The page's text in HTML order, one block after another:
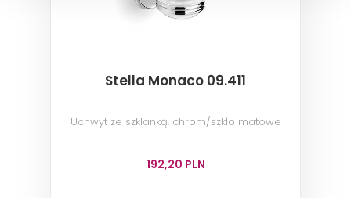
Stella Monaco 09.411
Uchwyt ze szklanką, chrom/szkło matowe
192,20 PLN